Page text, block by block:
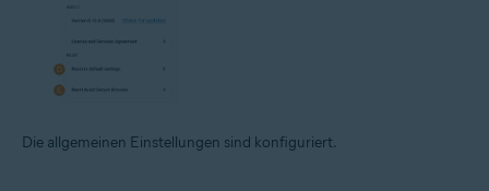
Die allgemeinen Einstellungen sind konfiguriert.